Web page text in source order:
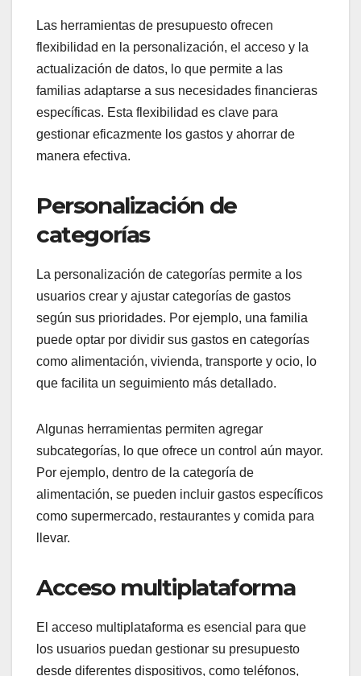
Las herramientas de presupuesto ofrecen
flexibilidad en la personalización, el acceso y la
actualización de datos, lo que permite a las
familias adaptarse a sus necesidades financieras
específicas. Esta flexibilidad es clave para
gestionar eficazmente los gastos y ahorrar de
manera efectiva.
Personalización de
categorías
La personalización de categorías permite a los
usuarios crear y ajustar categorías de gastos
según sus prioridades. Por ejemplo, una familia
puede optar por dividir sus gastos en categorías
como alimentación, vivienda, transporte y ocio, lo
que facilita un seguimiento más detallado.
Algunas herramientas permiten agregar
subcategorías, lo que ofrece un control aún mayor.
Por ejemplo, dentro de la categoría de
alimentación, se pueden incluir gastos específicos
como supermercado, restaurantes y comida para
llevar.
Acceso multiplataforma
El acceso multiplataforma es esencial para que
los usuarios puedan gestionar su presupuesto
desde diferentes dispositivos, como teléfonos,